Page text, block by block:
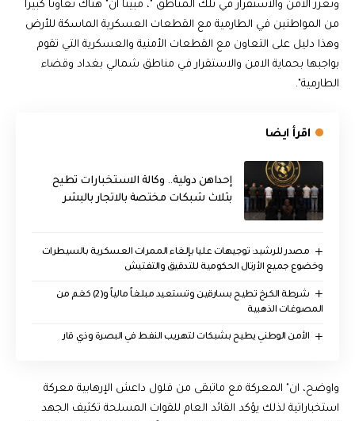
وتعزز الامن والاستقرار في تلك المناطق "، مبيناً أن" هناك تعاوناً كبيراً
من المواطنين في الطارمية مع القطعات العسكرية الماسكة للأرض
وهذا دليل على التعاون مع القطعات الأمنية والعسكرية التي تقوم
بواجبها بحماية الامن والاستقرار في مناطق شمالي بغداد وقضاء
الطارمية".
اقرأ ايضا
إحداهن دولية.. وكالة الاستخبارات تطيح
بثلاث شبكات مختصة بالاتجار بالبشر
مصدر للرشيد: توجيهات عليا بإلغاء الممرات العسكرية بالسيطرات
وخضوع جميع الأرتال الحكومية للتدقيق والتفتيش
شرطة الكرخ تطيح بسارقين وتستعيد مبلغاً مالياً و(2) كغم من
المصوغات الذهبية
الأمن الوطني يطيح بشبكات لتهريب النفط في البصرة وذي قار
واوضح، ان" المعركة مع ماتبقى من فلول داعش الإرهابية معركة
استخباراتية لذلك يؤكد القائد العام للقوات المسلحة تكثيف الجهد